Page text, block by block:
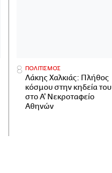
ΠΟΛΙΤΙΣΜΟΣ
Λάκης Χαλκιάς: Πλήθος
κόσμου στην κηδεία του
στο Α' Νεκροταφείο
Αθηνών